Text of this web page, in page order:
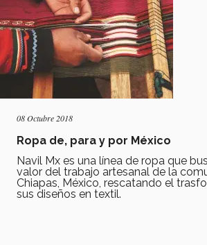
08 Octubre 2018
Ropa de, para y por México
Navil Mx es una línea de ropa que
valor del trabajo artesanal de la
Chiapas, México, rescatando el
sus diseños en textil.